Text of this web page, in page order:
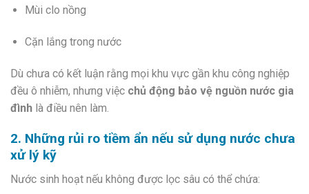
Mùi clo nồng
Cặn lắng trong nước
Dù chưa có kết luận rằng mọi khu vực gần khu công nghiệp
đều ô nhiễm, nhưng việc chủ động bảo vệ nguồn nước gia
đình là điều nên làm.
2. Những rủi ro tiềm ẩn nếu sử dụng nước chưa
xử lý kỹ
Nước sinh hoạt nếu không được lọc sâu có thể chứa: